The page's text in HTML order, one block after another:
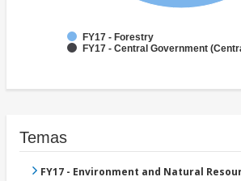
FY17 - Forestry
FY17 - Central Government
Temas
FY17 - Environment and Natural